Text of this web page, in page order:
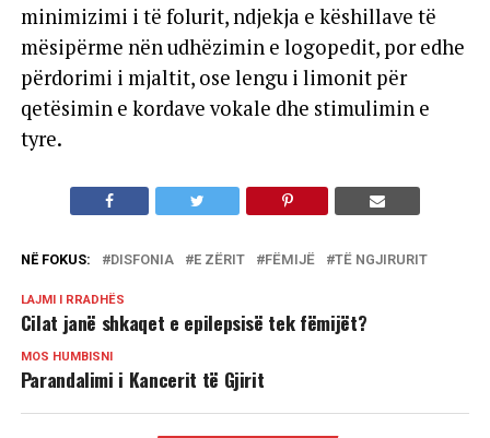
minimizimi i të folurit, ndjekja e këshillave të
mësipërme nën udhëzimin e logopedit, por edhe
përdorimi i mjaltit, ose lengu i limonit për
qetësimin e kordave vokale dhe stimulimin e
tyre.
NË FOKUS: DISFONIA E ZËRIT FËMIJË TË NGJIRURIT
LAJMI I RRADHËS
Cilat janë shkaqet e epilepsisë tek fëmijët?
MOS HUMBISNI
Parandalimi i Kancerit të Gjirit